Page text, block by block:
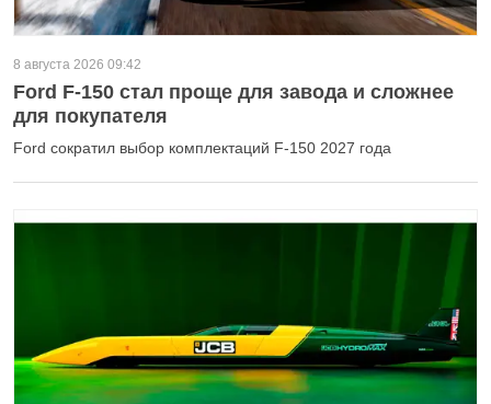
8 августа 2026 09:42
Ford F-150 стал проще для завода и сложнее
для покупателя
Ford сократил выбор комплектаций F-150 2027 года